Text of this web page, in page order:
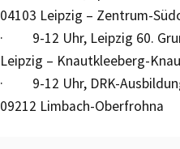
04103 Leipzig – Zentrum-
· 9-12 Uhr, Leipzig 60.
Leipzig – Knautkleeberg-
· 9-12 Uhr, DRK-
09212 Limbach-Oberfrohna